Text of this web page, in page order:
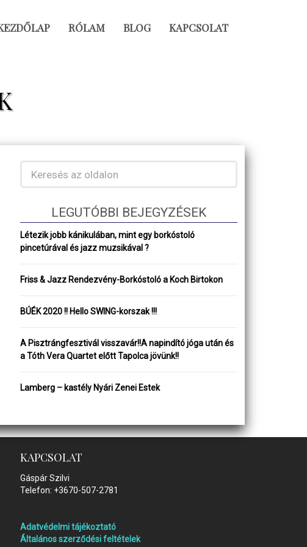
RÓLAM BLOG KAPCSOLAT
LEGUTÓBBI BEJEGYZÉSEK
Létezik jobb kánikulában, mint egy borkóstoló
pincetúrával és jazz muzsikával ?
Friss & Jazz Rendezvény-Borkóstoló a Koch Birtokon
BÚÉK 2020 !! Hello SWING-korszak !!!
A Pisztrángfesztivál visszavár!!A napindító jóga után és
a Tóth Vera Quartet előtt Tapolca jövünk!!
Lamberg – kastély Nyári Zenei Estek
KAPCSOLAT
Gáspár Szilvi
Telefon: +3670-507-2781
Adatvédelmi tájékoztató
Általános szerződési feltételek